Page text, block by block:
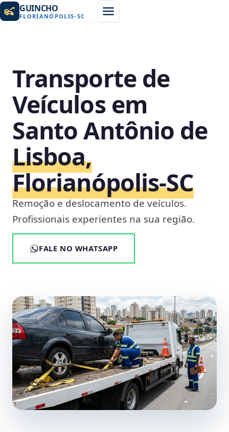
GUINCHO
FLORIANÓPOLIS-SC
Transporte de
Veículos em
Santo Antônio de
Lisboa,
Florianópolis‑SC
Remoção e deslocamento de veículos.
Profissionais experientes na sua região.
FALE NO WHATSAPP